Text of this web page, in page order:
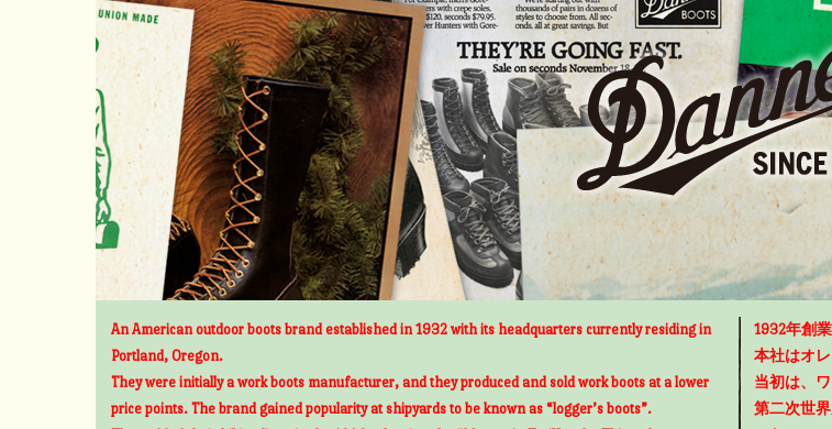
An American outdoor boots brand established in 1932 with its headquarters currently residing in
Portland, Oregon.
They were initially a work boots manufacturer, and they produced and sold work boots at a lower
price points. The brand gained popularity at shipyards to be known as “logger’s boots”.
1932年創
本社はオ
当初は、
第二次世